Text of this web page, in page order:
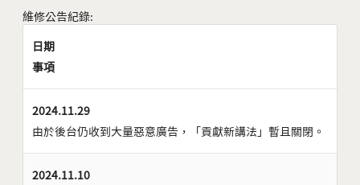
維修公告紀錄:
日期
事項
2024.11.29
由於後台仍收到大量惡意廣告，「貢獻新講法」暫且關閉。
2024.11.10